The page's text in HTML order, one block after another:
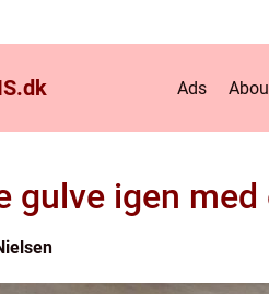
dk Ads
gulve igen